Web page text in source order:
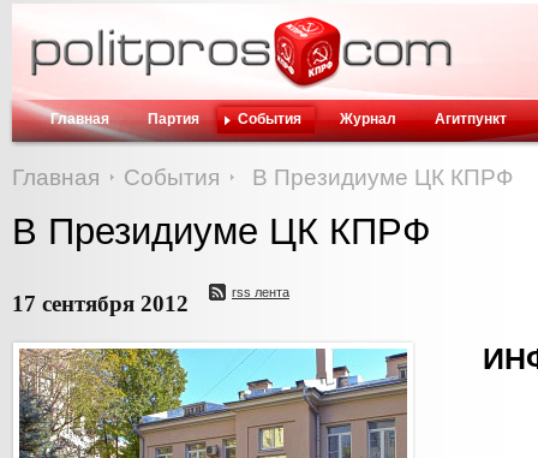
Главная Партия События Журнал Агитпункт
Главная События В Президиуме ЦК КПРФ
В Президиуме ЦК КПРФ
17 сентября 2012 rss лента